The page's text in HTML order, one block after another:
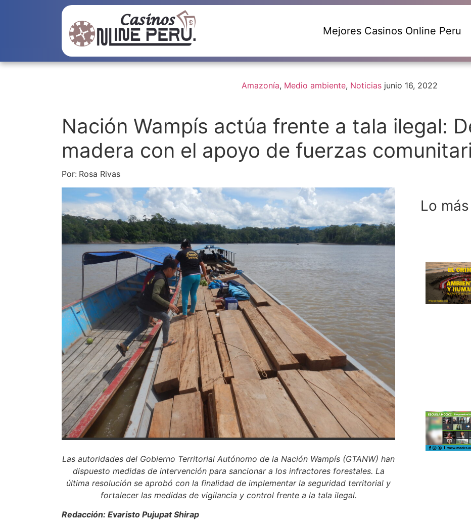
Mejores Casinos Online Peru
Amazonía, Medio ambiente, Noticias junio 16, 2022
Nación Wampís actúa frente a tala ilegal:
madera con el apoyo de fuerzas
Por: Rosa Rivas
Las autoridades del Gobierno Territorial Autónomo de la Nación Wampís (GTANW) han
dispuesto medidas de intervención para sancionar a los infractores forestales. La
última resolución se aprobó con la finalidad de implementar la seguridad territorial y
fortalecer las medidas de vigilancia y control frente a la tala ilegal.
Redacción: Evaristo Pujupat Shirap
Lo